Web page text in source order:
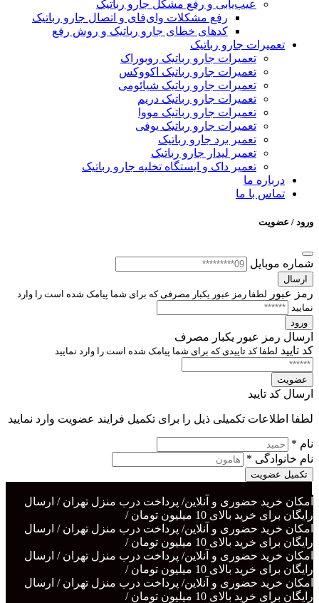
عیب‌یابی و رفع مشکل جارو رباتیک
رفع مشکلات وای‌فای و اتصال جارو رباتیک
کدهای خطای جارو رباتیک و روش رفع
تعمیرات جارو رباتیک
تعمیرات جارو رباتیک روبوراک
تعمیرات جارو رباتیک اکووکس
تعمیرات جارو رباتیک شیائومی
تعمیرات جارو رباتیک دریم
تعمیرات جارو رباتیک مووا
تعمیرات جارو رباتیک یوفی
تعمیر برد جارو رباتیک
تعمیر لیدار جارو رباتیک
تعمیر داک و ایستگاه تخلیه جارو رباتیک
درباره ما
تماس با ما
ورود / عضویت
شماره موبایل
ارسال
رمز عبور
لطفا رمز عبور یکبار مصرفی که برای شما پیامک شده است را وارد
نمایید
ورود
ارسال رمز عبور یکبار مصرف
کد تایید لطفا کد تاییدی که برای شما پیامک شده است را وارد نمایید
عضویت
ارسال کد تایید
لطفا اطلاعات تکمیلی ذیل را برای تکمیل فرایند عضویت وارد نمایید
نام *
نام خانوادگی *
تکمیل عضویت
امکان خرید حضوری و آنلاین/ پرداخت درب منزل تهران / ارسال
رایگان برای خرید بالای 10 میلیون تومان /
امکان خرید حضوری و آنلاین/ پرداخت درب منزل تهران / ارسال
رایگان برای خرید بالای 10 میلیون تومان /
امکان خرید حضوری و آنلاین/ پرداخت درب منزل تهران / ارسال
رایگان برای خرید بالای 10 میلیون تومان /
امکان خرید حضوری و آنلاین/ پرداخت درب منزل تهران / ارسال
رایگان برای خرید بالای 10 میلیون تومان /